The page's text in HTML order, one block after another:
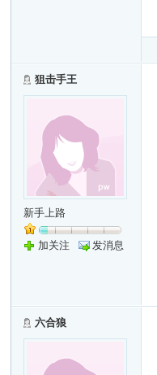
狙击手王
新手上路
加关注 发消息
六合狼